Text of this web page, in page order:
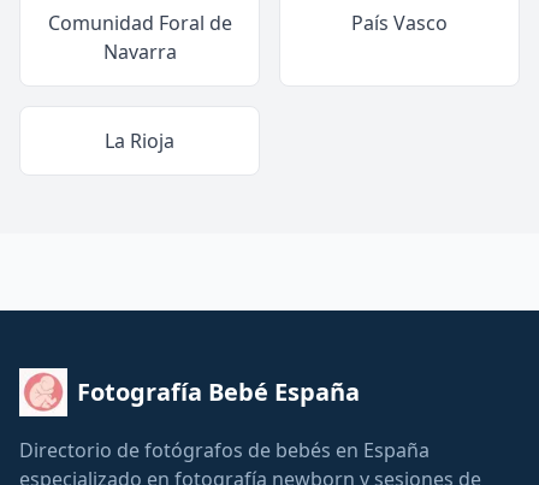
Comunidad Foral de
Navarra
País Vasco
La Rioja
Fotografía Bebé España
Directorio de fotógrafos de bebés en España
especializado en fotografía newborn y sesiones de